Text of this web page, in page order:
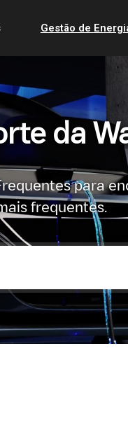
Gestão de
da
para
frequentes.